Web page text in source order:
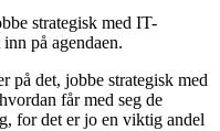
strategisk med IT-
på agendaen.
på det, jobbe strategisk med
får med seg de
for det er jo en viktig andel